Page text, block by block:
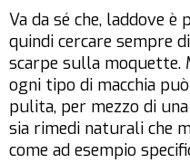
Va da sé che, laddove è
quindi cercare sempre
scarpe sulla moquette.
ogni tipo di macchia
pulita, per mezzo di
sia rimedi naturali che
come ad esempio